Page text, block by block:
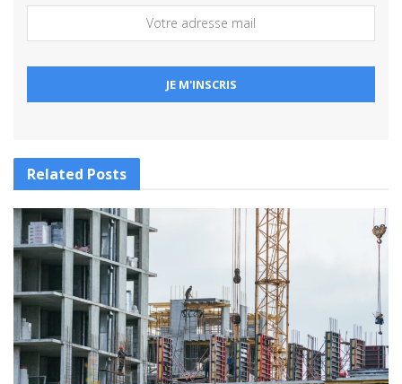
Related Posts